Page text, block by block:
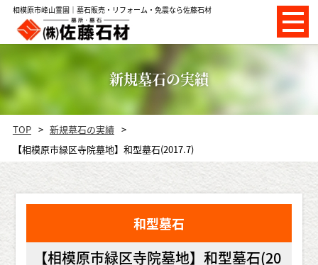
相模原市峰山霊園｜墓石販売・リフォーム・免震なら佐藤石材
新規墓石の実績
TOP
新規墓石の実績
【相模原市緑区寺院墓地】和型墓石(2017.7)
和型墓石
【相模原市緑区寺院墓地】和型墓石(20